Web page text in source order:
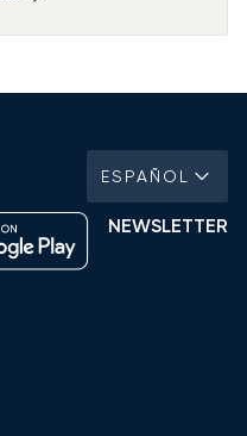
ESPAÑOL
NEWSLETTER